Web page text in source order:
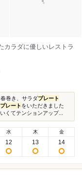
カラダに優しいレストラ
巻き、サラダプレート
プレート をいただきました
くてテンションアップ...
水
12
木
13
金
14